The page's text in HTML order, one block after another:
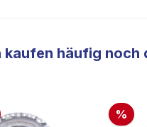
kaufen häufig noch
%